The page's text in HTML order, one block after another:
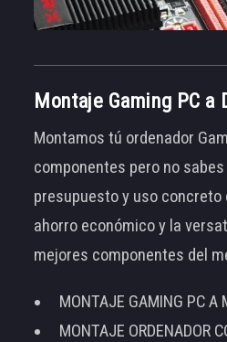
Montaje Gaming PC
Montamos tú ordenador
componentes pero no
presupuesto y uso concreto
ahorro económico y la
mejores componentes del
MONTAJE GAMING PC A
MONTAJE ORDENADOR